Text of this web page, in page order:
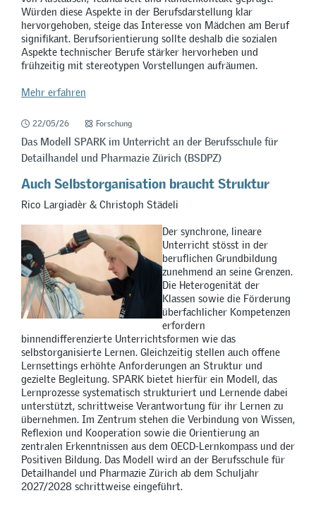
Würden diese Aspekte in der Berufsdarstellung klar
hervorgehoben, steige das Interesse von Mädchen am Beruf
signifikant. Berufsorientierung sollte deshalb die sozialen
Aspekte technischer Berufe stärker hervorheben und
frühzeitig mit stereotypen Vorstellungen aufräumen.
Mehr erfahren
22/05/26 Forschung
Das Modell SPARK im Unterricht an der Berufsschule für
Detailhandel und Pharmazie Zürich (BSDPZ)
Auch Selbstorganisation braucht Struktur
Rico Largiadèr & Christoph Städeli
Der synchrone, lineare
Unterricht stösst in der
beruflichen Grundbildung
zunehmend an seine Grenzen.
Die Heterogenität der
Klassen sowie die Förderung
überfachlicher Kompetenzen
erfordern
binnendifferenzierte Unterrichtsformen wie das
selbstorganisierte Lernen. Gleichzeitig stellen auch offene
Lernsettings erhöhte Anforderungen an Struktur und
gezielte Begleitung. SPARK bietet hierfür ein Modell, das
Lernprozesse systematisch strukturiert und Lernende dabei
unterstützt, schrittweise Verantwortung für ihr Lernen zu
übernehmen. Im Zentrum stehen die Verbindung von Wissen,
Reflexion und Kooperation sowie die Orientierung an
zentralen Erkenntnissen aus dem OECD-Lernkompass und der
Positiven Bildung. Das Modell wird an der Berufsschule für
Detailhandel und Pharmazie Zürich ab dem Schuljahr
2027/2028 schrittweise eingeführt.